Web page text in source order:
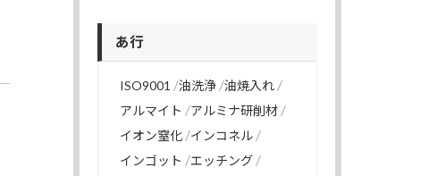
あ行
ISO9001 油洗浄 油焼入れ
アルマイト
アルミナ研削材
イオン窒化 インコネル
インゴット
エッチング